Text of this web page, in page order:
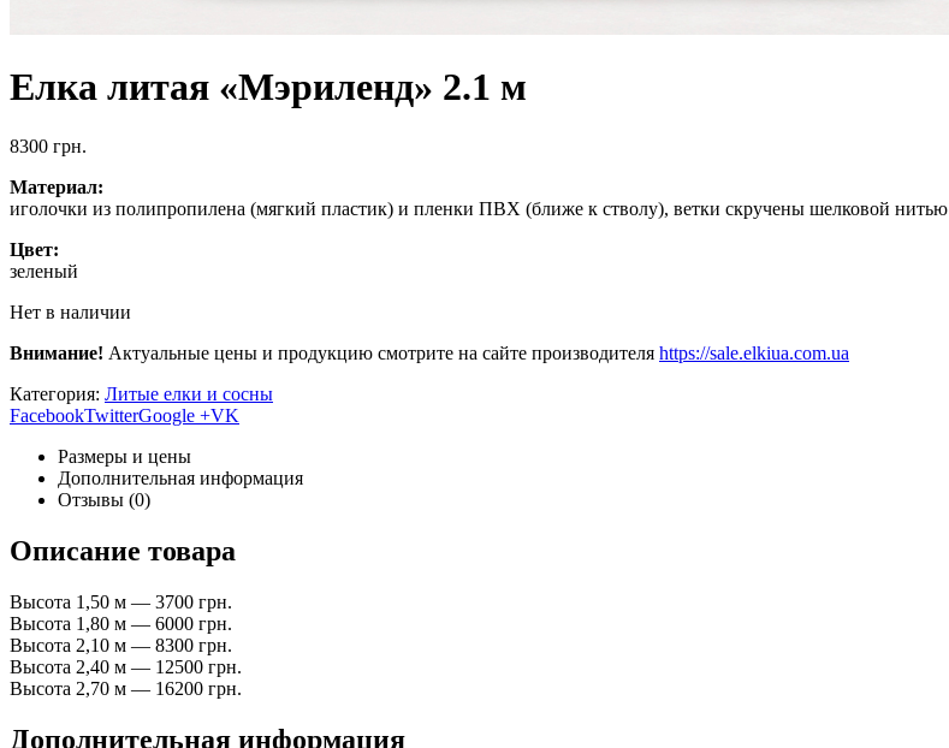
Елка литая «Мэриленд» 2.1 м
8300 грн.
Материал:
иголочки из полипропилена (мягкий пластик) и пленки ПВХ (ближе к стволу), ветки скручены шелковой нитью
Цвет:
зеленый
Нет в наличии
Внимание! Актуальные цены и продукцию смотрите на сайте производителя https://sale.elkiua.com.ua
Категория: Литые елки и сосны
FacebookTwitterGoogle +VK
Размеры и цены
Дополнительная информация
Отзывы (0)
Описание товара
Высота 1,50 м — 3700 грн.
Высота 1,80 м — 6000 грн.
Высота 2,10 м — 8300 грн.
Высота 2,40 м — 12500 грн.
Высота 2,70 м — 16200 грн.
Дополнительная информация